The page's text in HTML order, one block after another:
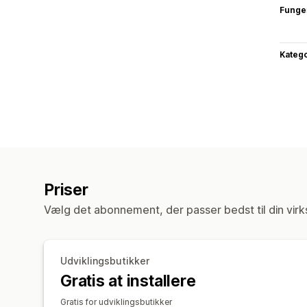
Priser
Vælg det abonnement, der passer bedst til din
Udviklingsbutikker
Gratis at installere
Gratis for udviklingsbutikker